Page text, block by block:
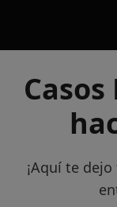
¡Aquí te